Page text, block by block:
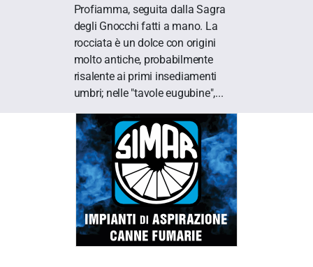
Profiamma, seguita dalla Sagra
degli Gnocchi fatti a mano. La
rocciata è un dolce con origini
molto antiche, probabilmente
risalente ai primi insediamenti
umbri; nelle "tavole eugubine",...